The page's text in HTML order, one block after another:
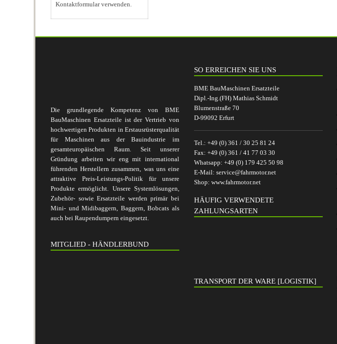
Kontaktformular verwenden.
Die grundlegende Kompetenz von BME
BauMaschinen Ersatzteile ist der Vertrieb von
hochwertigen Produkten in Erstausrüsterqualität
für Maschinen aus der Bauindustrie im
gesamteuropäischen Raum. Seit unserer
Gründung arbeiten wir eng mit international
führenden Herstellern zusammen, was uns eine
attraktive Preis-Leistungs-Politik für unsere
Produkte ermöglicht. Unsere Systemlösungen,
Zubehör- sowie Ersatzteile werden primär bei
Mini- und Midibaggern, Baggern, Bobcats als
auch bei Raupendumpern eingesetzt.
MITGLIED - HÄNDLERBUND
SO ERREICHEN SIE UNS
BME BauMaschinen Ersatzteile
Dipl.-Ing.(FH) Mathias Schmidt
Blumenstraße 70
D-99092 Erfurt
Tel.: +49 (0) 361 / 30 25 81 24
Fax: +49 (0) 361 / 41 77 03 30
Whatsapp: +49 (0) 179 425 50 98
E-Mail: service@fahrmotor.net
Shop: www.fahrmotor.net
HÄUFIG VERWENDETE
ZAHLUNGSARTEN
TRANSPORT DER WARE [LOGISTIK]